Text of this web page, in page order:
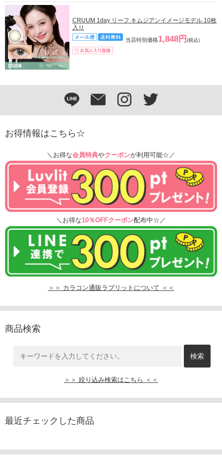
CRUUM 1day リーフ キムジアンイメージモデル 10枚
入り
当店特別価格1,848円 (税込)
お得情報はこちら☆
＼お得な会員特典やクーポンが利用可能☆／
＼お得な10％OFFクーポン配布中☆／
＞＞ カラコン通販ラブリットについて ＜＜
商品検索
＞＞ 絞り込み検索はこちら ＜＜
最近チェックした商品